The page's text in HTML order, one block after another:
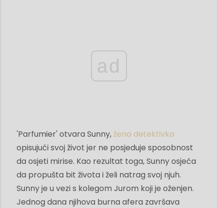
ad
'Parfumier' otvara Sunny,žena detektivka
opisujući svoj život jer ne posjeduje sposobnost
da osjeti mirise. Kao rezultat toga, Sunny osjeća
da propušta bit života i želi natrag svoj njuh.
Sunny je u vezi s kolegom Jurom koji je oženjen.
Jednog dana njihova burna afera završava